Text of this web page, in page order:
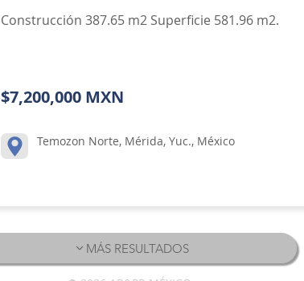
Construcción 387.65 m2 Superficie 581.96 m2.
$7,200,000 MXN
Temozon Norte, Mérida, Yuc., México
MÁS RESULTADOS